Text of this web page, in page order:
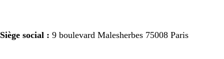
Siège social : 9 boulevard Malesherbes 75008 Paris